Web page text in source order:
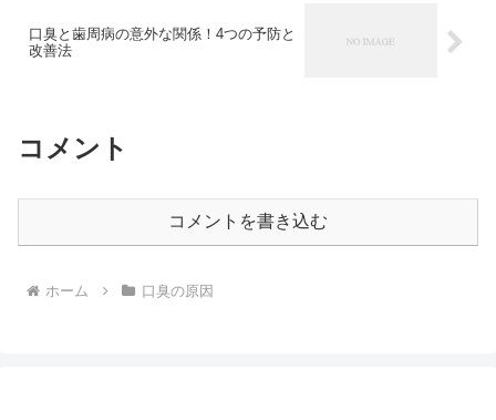
口臭と歯周病の意外な関係！4つの予防と
改善法
コメント
コメントを書き込む
ホーム 口臭の原因